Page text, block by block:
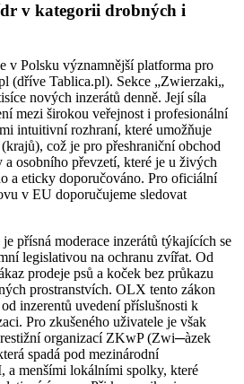
v kategorii drobných i
v Polsku významnější platforma pro
(dříve Tablica.pl). Sekce „Zwierzaki„
nových inzerátů denně. Její síla
mezi širokou veřejnost i profesionální
intuitivní rozhraní, které umožňuje
což je pro přeshraniční obchod
osobního převzetí, které je u živých
a eticky doporučováno. Pro oficiální
v EU doporučujeme sledovat
přísná moderace inzerátů týkajících se
legislativou na ochranu zvířat. Od
prodeje psů a koček bez průkazu
prostranstvích. OLX tento zákon
inzerentů uvedení příslušnosti k
Pro zkušeného uživatele je však
organizací ZKwP (Zwi─àzek
spadá pod mezinárodní
a menšími lokálními spolky, které